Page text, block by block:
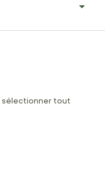
sélectionner tout